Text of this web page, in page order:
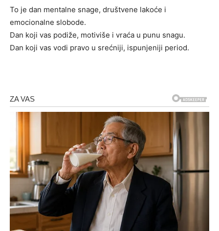
To je dan mentalne snage, društvene lakoće i
emocionalne slobode.
Dan koji vas podiže, motiviše i vraća u punu snagu.
Dan koji vas vodi pravo u srećniji, ispunjeniji period.